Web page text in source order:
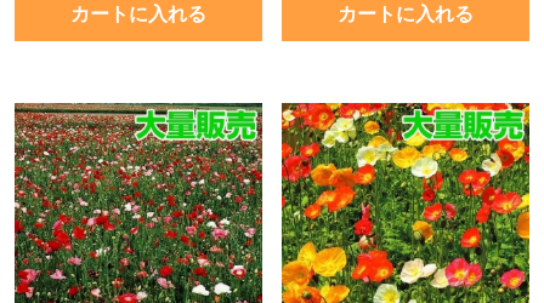
カートに入れる カートに入れる